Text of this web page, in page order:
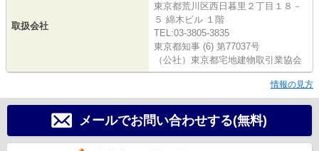
取扱会社
東京都荒川区西日暮里２丁目１８－
５ 綿木ビル １階
TEL:03-3805-3835
東京都知事 (6) 第77037号
（公社）東京都宅地建物取引業協会
情報の見方
メールでお問い合わせする(無料)